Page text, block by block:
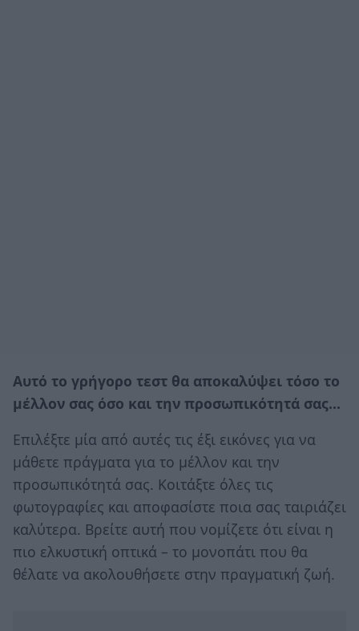
Αυτό το γρήγορο τεστ θα αποκαλύψει τόσο το
μέλλον σας όσο και την προσωπικότητά σας…
Επιλέξτε μία από αυτές τις έξι εικόνες για να
μάθετε πράγματα για το μέλλον και την
προσωπικότητά σας. Κοιτάξτε όλες τις
φωτογραφίες και αποφασίστε ποια σας ταιριάζει
καλύτερα. Βρείτε αυτή που νομίζετε ότι είναι η
πιο ελκυστική οπτικά – το μονοπάτι που θα
θέλατε να ακολουθήσετε στην πραγματική ζωή.